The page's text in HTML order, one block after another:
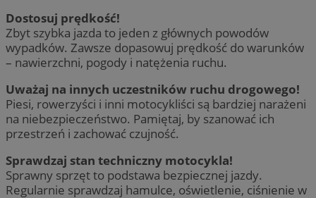
Dostosuj prędkość!
Zbyt szybka jazda to jeden z głównych powodów
wypadków. Zawsze dopasowuj prędkość do warunków
– nawierzchni, pogody i natężenia ruchu.
Uważaj na innych uczestników ruchu drogowego!
Piesi, rowerzyści i inni motocykliści są bardziej narażeni
na niebezpieczeństwo. Pamiętaj, by szanować ich
przestrzeń i zachować czujność.
Sprawdzaj stan techniczny motocykla!
Sprawny sprzęt to podstawa bezpiecznej jazdy.
Regularnie sprawdzaj hamulce, oświetlenie, ciśnienie w